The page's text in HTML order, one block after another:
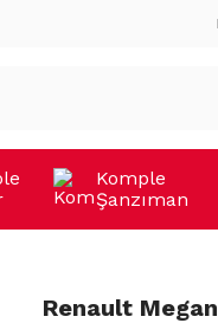
Komple
Şanzıman
Renault